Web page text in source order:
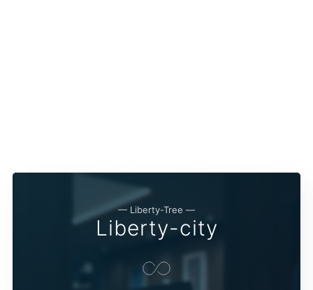
— Liberty-Tree —
Liberty-city